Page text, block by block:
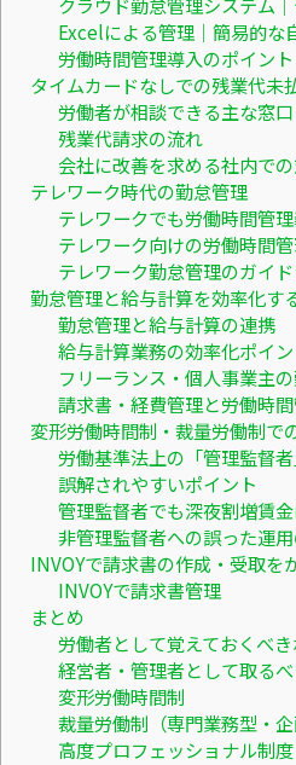
クラウド勤怠管理システム
Excelによる管理｜簡易的な
労働時間管理導入のポイント
タイムカードなしでの残業代未
労働者が相談できる主な窓口
残業代請求の流れ
会社に改善を求める社内で
テレワーク時代の勤怠管理
テレワークでも労働時間管
テレワーク向けの労働時間
テレワーク勤怠管理のガイ
勤怠管理と給与計算を効率化す
勤怠管理と給与計算の連携
給与計算業務の効率化ポイン
フリーランス・個人事業主
請求書・経費管理と労働時
変形労働時間制・裁量労働制で
労働基準法上の「管理監督
誤解されやすいポイント
管理監督者でも深夜割増賃
非管理監督者への誤った運
INVOYで請求書の作成・受取を
INVOYで請求書管理
まとめ
労働者として覚えておくべ
経営者・管理者として取る
変形労働時間制
裁量労働制（専門業務型・企
高度プロフェッショナル制度